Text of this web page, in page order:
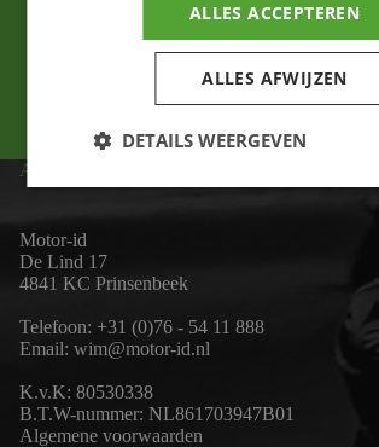
Versturen
ADRES
Motor-id
De Lind 17
4841 KC Prinsenbeek
Telefoon: +31 (0)76 - 54 11 888
Email: wim@motor-id.nl
K.v.K: 80530338
B.T.W-nummer: NL861703947B01
Algemene voorwaarden
ALLES ACCEPTEREN
ALLES AFWIJZEN
DETAILS WEERGEVEN